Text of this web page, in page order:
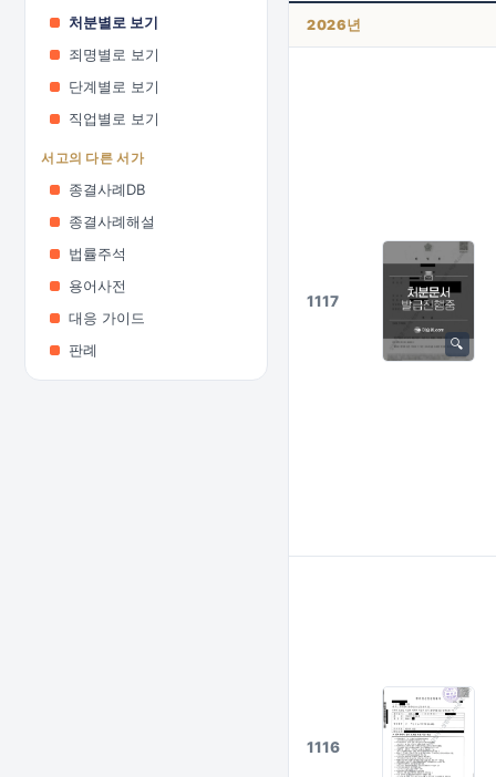
처분별로 보기
죄명별로 보기
단계별로 보기
직업별로 보기
서고의 다른 서가
종결사례DB
종결사례해설
법률주석
용어사전
대응 가이드
판례
2026년
1117
1116